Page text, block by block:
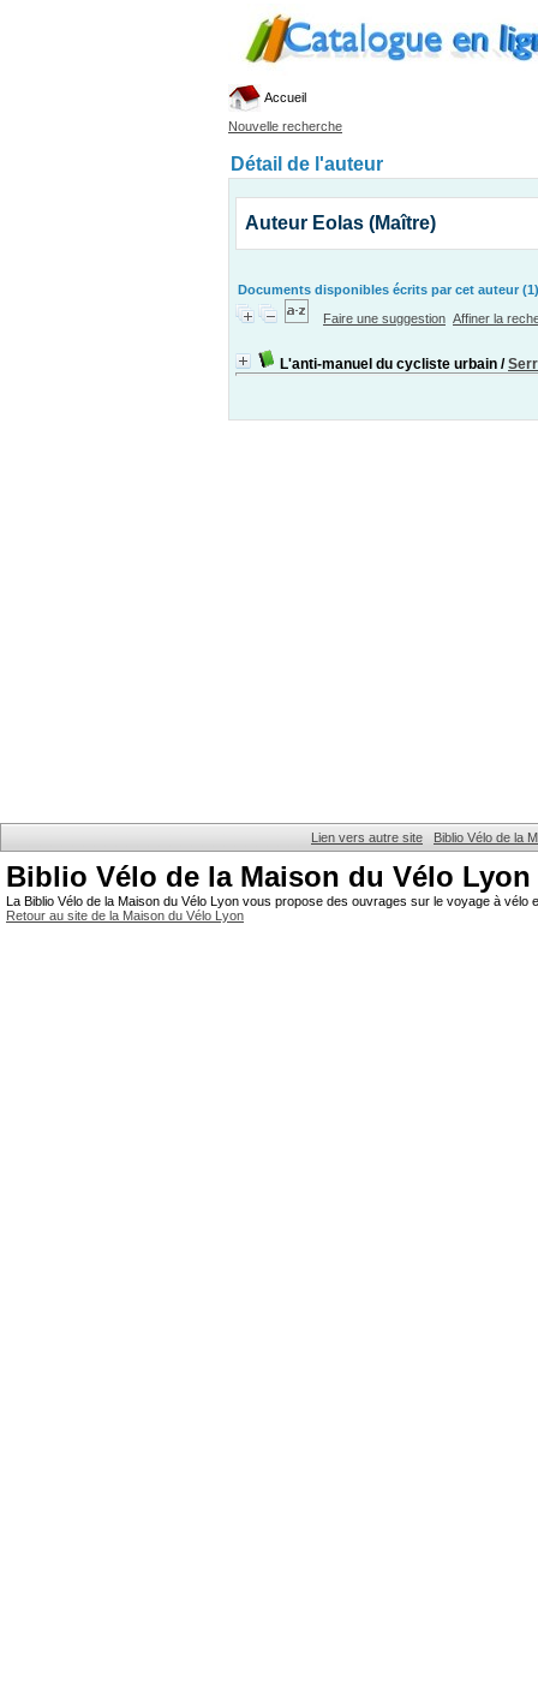
Accueil
Nouvelle recherche
Détail de l'auteur
Auteur Eolas (Maître)
Documents disponibles écrits par cet auteur (1)
Faire une suggestion Affiner la
L'anti-manuel du cycliste urbain /
Lien vers autre site Biblio Vélo de la
Biblio Vélo de la Maison du Vélo Lyon
La Biblio Vélo de la Maison du Vélo Lyon vous propose des ouvrages sur le voyage à
Retour au site de la Maison du Vélo Lyon